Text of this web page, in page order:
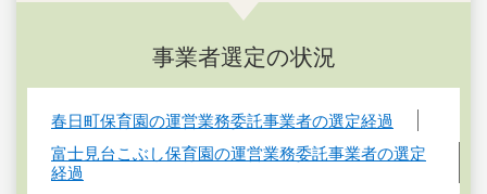
事業者選定の状況
春日町保育園の運営業務委託事業者の選定経過
富士見台こぶし保育園の運営業務委託事業者の選定
経過